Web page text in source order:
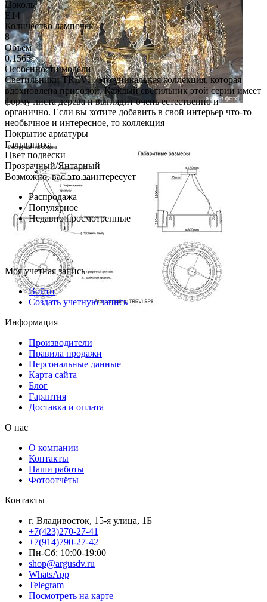
Цоколь
E14
Количество лампочек
8
Объём
0.1565
Особенности модели
Светильники TREVI - это уникальная коллекция, которая
вдохновлена природой. Каждый светильник этой серии имеет
форму листа дерева и выглядит очень естественно и
органично. Если вы хотите добавить в свой интерьер что-то
необычное и интересное, то коллекция
Покрытие арматуры
Гальваника
Цвет подвески
Прозрачный/Янтарный
Возможно, вас это заинтересует
Распродажа
Популярное
Недавно просмотренные
Моя учетная запись
Войти
Создать учетную запись
Информация
Производители
Правила продажи
Персональные данные
Карта сайта
Блог
Гарантия
Доставка и оплата
О нас
О компании
Контакты
Наши работы
Фотоотчёты
Контакты
г. Владивосток, 15-я улица, 1Б
+7(423)270-27-41
+7(914)790-27-42
Пн-Сб: 10:00-19:00
shop@argusdv.ru
WhatsApp
Telegram
Посмотреть на карте